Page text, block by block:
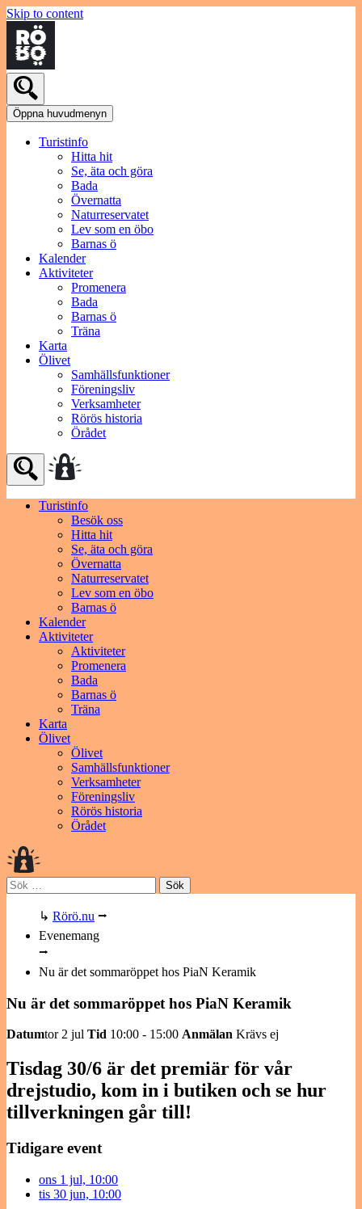
Skip to content
Öppna huvudmenyn
Turistinfo
Hitta hit
Se, äta och göra
Bada
Övernatta
Naturreservatet
Lev som en öbo
Barnas ö
Kalender
Aktiviteter
Promenera
Bada
Barnas ö
Träna
Karta
Ölivet
Samhällsfunktioner
Föreningsliv
Verksamheter
Rörös historia
Örådet
Turistinfo
Besök oss
Hitta hit
Se, äta och göra
Övernatta
Naturreservatet
Lev som en öbo
Barnas ö
Kalender
Aktiviteter
Aktiviteter
Promenera
Bada
Barnas ö
Träna
Karta
Ölivet
Ölivet
Samhällsfunktioner
Verksamheter
Föreningsliv
Rörös historia
Örådet
Sök
efter:
↳ Rörö.nu ⭢
Evenemang
⭢
Nu är det sommaröppet hos PiaN Keramik
Nu är det sommaröppet hos PiaN Keramik
Datumtor 2 jul Tid 10:00 - 15:00 Anmälan Krävs ej
Tisdag 30/6 är det premiär för vår
drejstudio, kom in i butiken och se hur
tillverkningen går till!
Tidigare event
ons 1 jul, 10:00
tis 30 jun, 10:00